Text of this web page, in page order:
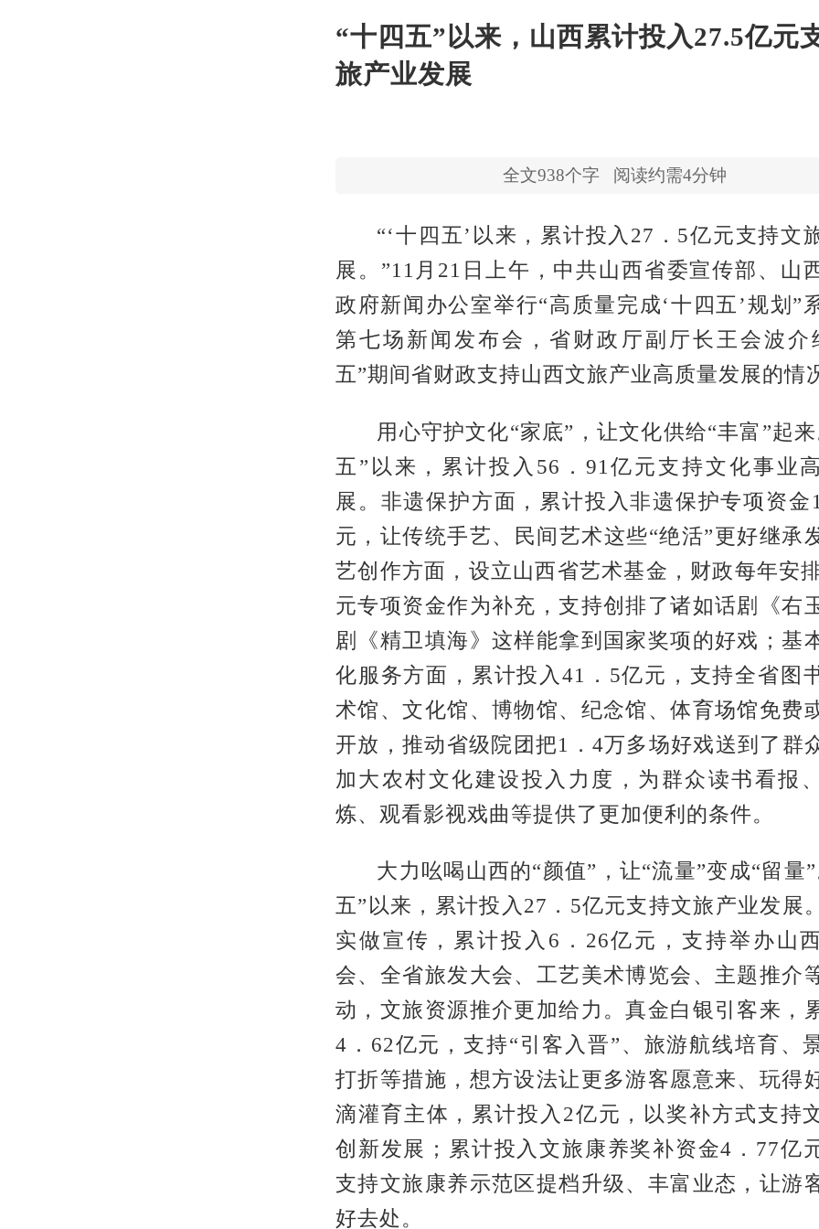
“十四五”以来，山西累计投入27.5亿元
旅产业发展
全文938个字 阅读约需4分钟
“‘十四五’以来，累计投入27．5亿元支持文
展。”11月21日上午，中共山西省委宣传部、山
政府新闻办公室举行“高质量完成‘十四五’规划”
第七场新闻发布会，省财政厅副厅长王会波介
五”期间省财政支持山西文旅产业高质量发展的情
用心守护文化“家底”，让文化供给“丰富”起
五”以来，累计投入56．91亿元支持文化事业
展。非遗保护方面，累计投入非遗保护专项资金
元，让传统手艺、民间艺术这些“绝活”更好继承
艺创作方面，设立山西省艺术基金，财政每年安
元专项资金作为补充，支持创排了诸如话剧《右
剧《精卫填海》这样能拿到国家奖项的好戏；基
化服务方面，累计投入41．5亿元，支持全省图
术馆、文化馆、博物馆、纪念馆、体育场馆免费
开放，推动省级院团把1．4万多场好戏送到了群
加大农村文化建设投入力度，为群众读书看报
炼、观看影视戏曲等提供了更加便利的条件。
大力吆喝山西的“颜值”，让“流量”变成“留量
五”以来，累计投入27．5亿元支持文旅产业发展
实做宣传，累计投入6．26亿元，支持举办山
会、全省旅发大会、工艺美术博览会、主题推介
动，文旅资源推介更加给力。真金白银引客来，
4．62亿元，支持“引客入晋”、旅游航线培育、
打折等措施，想方设法让更多游客愿意来、玩得
滴灌育主体，累计投入2亿元，以奖补方式支持
创新发展；累计投入文旅康养奖补资金4．77亿
支持文旅康养示范区提档升级、丰富业态，让游
好去处。